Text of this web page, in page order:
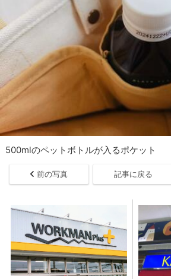
500mlのペットボトルが入るポケット
前の写真 記事に戻る